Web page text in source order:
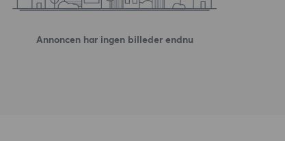
Annoncen har ingen billeder endnu